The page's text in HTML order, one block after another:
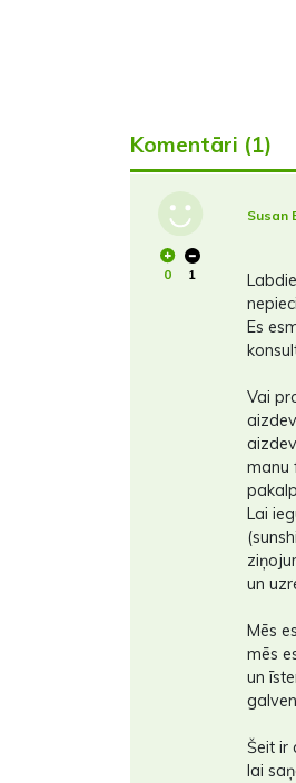
Komentāri (1)
0 1
Susan
Es
Vai
manu
Lai
un
Mēs
mēs
un
Šeit ir
lai